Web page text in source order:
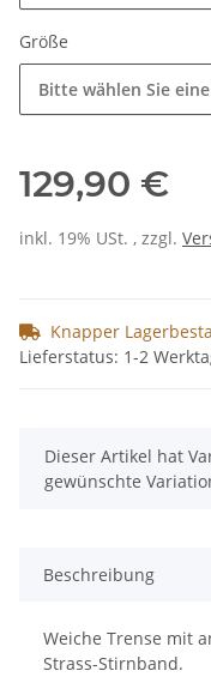
Größe
Bitte wählen Sie
129,90 €
inkl. 19% USt. , zzgl.
Knapper
Lieferstatus: 1-2
x
Dieser Artikel hat
gewünschte
Beschreibung
Weiche Trense mit
Strass-Stirnband.